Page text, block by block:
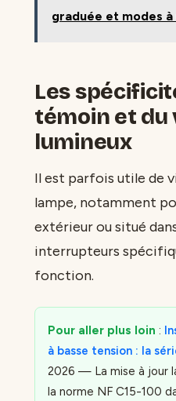
graduée et modes
Les
témoin et du
lumineux
Il est parfois utile de
lampe, notamment
extérieur ou situé
interrupteurs
fonction.
Pour aller plus loin :
à basse tension : la
2026 — La mise à jour
la norme NF C15-100